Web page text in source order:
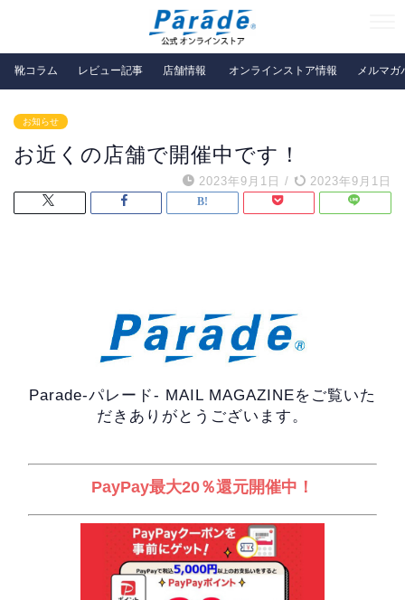
靴コラム レビュー記事 店舗情報 オンラインストア情報 メルマガ
お知らせ
お近くの店舗で開催中です！
2023年9月1日 / 2023年9月1日
Parade-パレード- MAIL MAGAZINEをご覧いた
だきありがとうございます。
PayPay最大20％還元開催中！